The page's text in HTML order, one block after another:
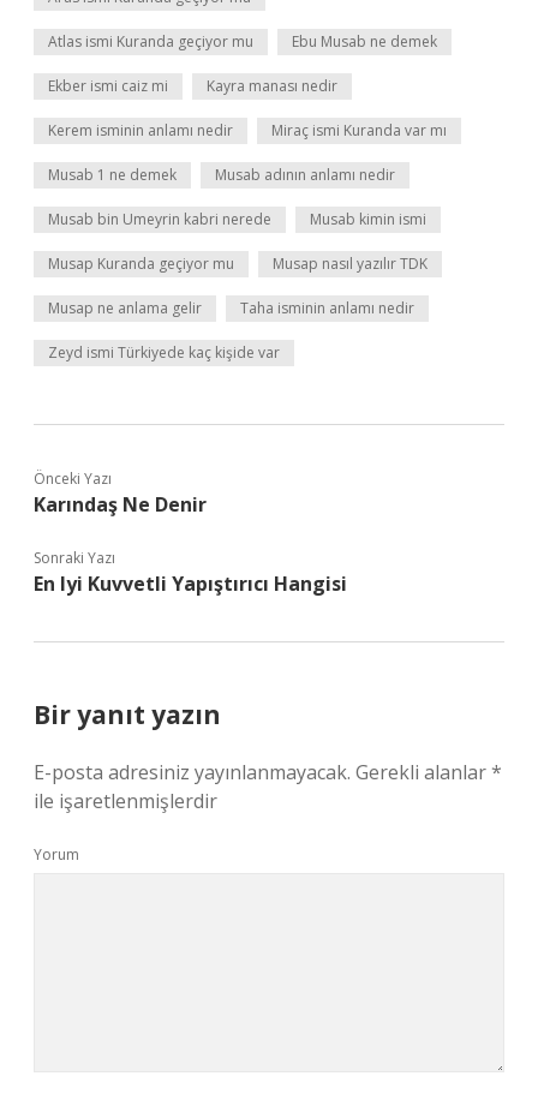
Atlas ismi Kuranda geçiyor mu Ebu Musab ne demek
Ekber ismi caiz mi Kayra manası nedir
Kerem isminin anlamı nedir Miraç ismi Kuranda var mı
Musab 1 ne demek Musab adının anlamı nedir
Musab bin Umeyrin kabri nerede Musab kimin ismi
Musap Kuranda geçiyor mu Musap nasıl yazılır TDK
Musap ne anlama gelir Taha isminin anlamı nedir
Zeyd ismi Türkiyede kaç kişide var
Önceki Yazı
Karındaş Ne Denir
Sonraki Yazı
En Iyi Kuvvetli Yapıştırıcı Hangisi
Bir yanıt yazın
E-posta adresiniz yayınlanmayacak. Gerekli alanlar*
ile işaretlenmişlerdir
Yorum